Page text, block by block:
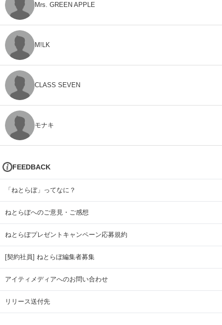
Mrs. GREEN APPLE
M!LK
CLASS SEVEN
モナキ
FEEDBACK
「ねとらぼ」ってなに？
ねとらぼへのご意見・ご感想
ねとらぼプレゼントキャンペーン応募規約
[契約社員] ねとらぼ編集者募集
アイティメディアへのお問い合わせ
リリース送付先